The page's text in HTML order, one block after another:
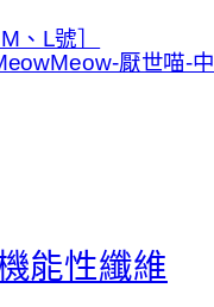
、L號］
厭世喵-中
能性纖維